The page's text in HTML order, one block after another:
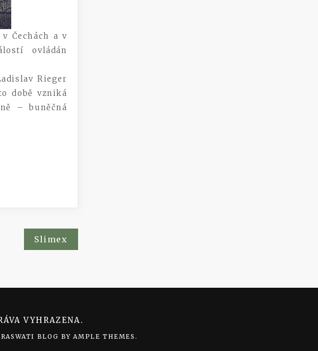
Čechách a v
ovládán
Rieger
době vzniká
– buněčná
Slimex
VYHRAZENA.
BLOG BY AMPLE THEMES .